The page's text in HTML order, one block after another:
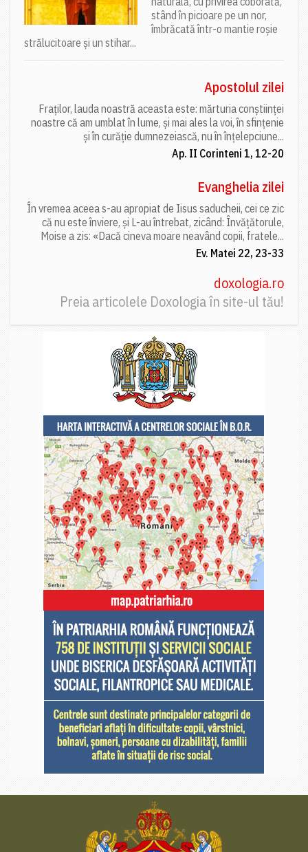
stând în picioare pe un nor,
îmbrăcată într-o mantie roșie
strălucitoare și un stihar...
Apostolul zilei
Fraților, lauda noastră aceasta este: mărturia conștiinței
noastre că am umblat în lume, și mai ales la voi, în sfințenie
și în curăție dumnezeiască, nu în înțelepciune...
Ap. II Corinteni 1, 12-20
Evanghelia zilei
În vremea aceea s-au apropiat de Iisus saducheii, cei ce zic
că nu este înviere, și L-au întrebat, zicând: Învățătorule,
Moise a zis: «Dacă cineva moare neavând copii, fratele...
Ev. Matei 22, 23-33
doxologia.ro
Preia articolele Doxologia în site-ul tău!